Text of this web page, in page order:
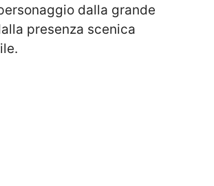
dalla grande
presenza scenica